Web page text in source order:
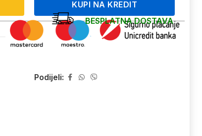
KUPI NA KREDIT
BESPLATNA DOSTAVA
Podijeli: